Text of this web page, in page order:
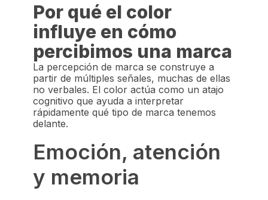
Por qué el color
influye en cómo
percibimos una marca
La percepción de marca se construye a
partir de múltiples señales, muchas de ellas
no verbales. El color actúa como un atajo
cognitivo que ayuda a interpretar
rápidamente qué tipo de marca tenemos
delante.
Emoción, atención
y memoria